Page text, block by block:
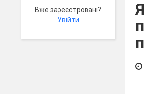
Вже зареєстровані?
Увійти